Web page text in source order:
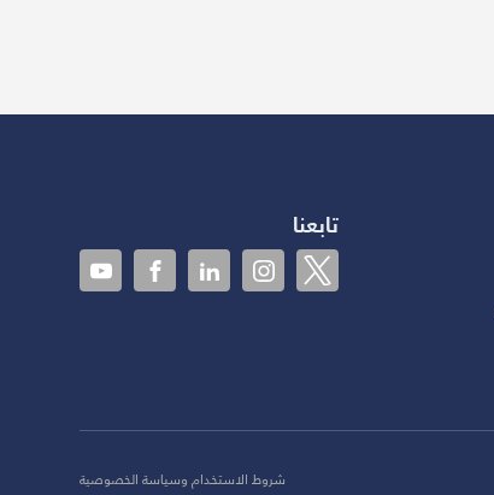
تابعنا
شروط الاستخدام وسياسة الخصوصية